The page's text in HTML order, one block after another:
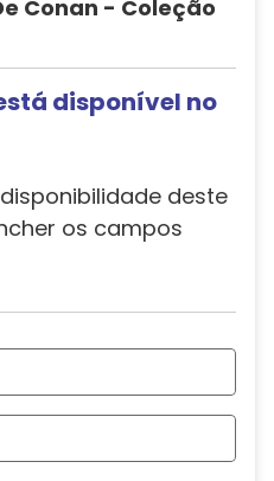
Conan - Coleção
disponível no
deste
os campos